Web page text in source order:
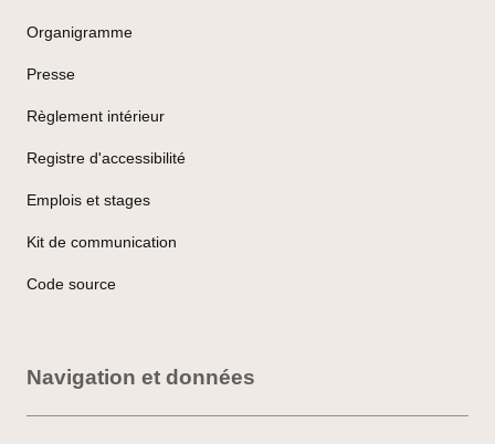
Organigramme
Presse
Règlement intérieur
Registre d'accessibilité
Emplois et stages
Kit de communication
Code source
Navigation et données